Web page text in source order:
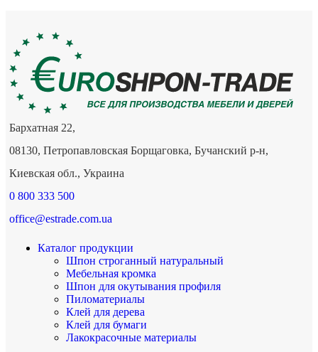
Бархатная 22,
08130, Петропавловская Борщаговка, Бучанский р-н,
Киевская обл., Украина
0 800 333 500
office@estrade.com.ua
Каталог продукции
Шпон строганный натуральный
Мебельная кромка
Шпон для окутывания профиля
Пиломатериалы
Клей для дерева
Клей для бумаги
Лакокрасочные материалы